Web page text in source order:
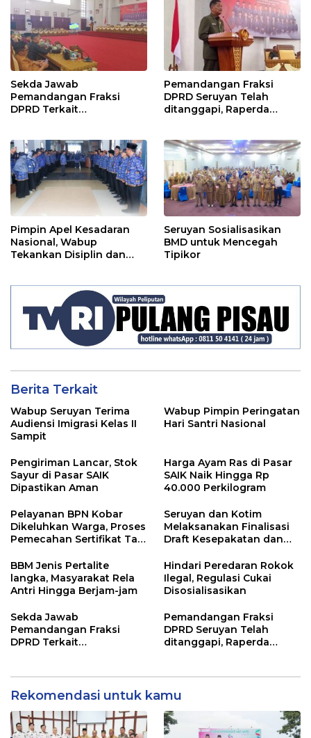
Sekda Jawab
Pemandangan Fraksi
DPRD Terkait
2024
Pemandangan Fraksi
DPRD Seruyan Telah
ditanggapi, Raperda
Pimpin Apel Kesadaran
Nasional, Wabup
Tekankan Disiplin dan
Seruyan Sosialisasikan
BMD untuk Mencegah
Tipikor
Berita Terkait
Wabup Seruyan Terima
Audiensi Imigrasi Kelas II
Sampit
Wabup Pimpin Peringatan
Hari Santri Nasional
Pengiriman Lancar, Stok
Sayur di Pasar SAIK
Dipastikan Aman
Harga Ayam Ras di Pasar
SAIK Naik Hingga Rp
40.000 Perkilogram
Pelayanan BPN Kobar
Dikeluhkan Warga, Proses
Pemecahan Sertifikat Tak
Seruyan dan Kotim
Melaksanakan Finalisasi
Draft Kesepakatan dan
BBM Jenis Pertalite
langka, Masyarakat Rela
Antri Hingga Berjam-jam
Hindari Peredaran Rokok
Ilegal, Regulasi Cukai
Disosialisasikan
Sekda Jawab
Pemandangan Fraksi
DPRD Terkait
2024
Pemandangan Fraksi
DPRD Seruyan Telah
ditanggapi, Raperda
Rekomendasi untuk kamu